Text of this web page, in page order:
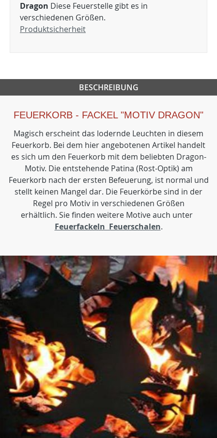
Dragon Diese Feuerstelle gibt es in
verschiedenen Größen.
Produktsicherheit
BESCHREIBUNG
FEUERKORB - FACKEL "MOTIV DRAGON"
Magisch erscheint das lodernde Leuchten in diesem
Feuerkorb. Bei dem hier angebotenen Artikel handelt
es sich um den Feuerkorb mit dem beliebten Dragon-
Motiv. Die entstehende Patina (Rost-Optik) am
Feuerkorb nach der ersten Befeuerung, ist normal und
stellt keinen Mangel dar. Die Feuerkörbe sind in der
Regel pro Motiv in verschiedenen Größen
erhältlich. Sie finden weitere Motive auch unter
Feuerfackeln Feuerschalen.